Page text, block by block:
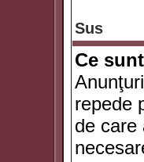
Sus
Ce
repede
de care